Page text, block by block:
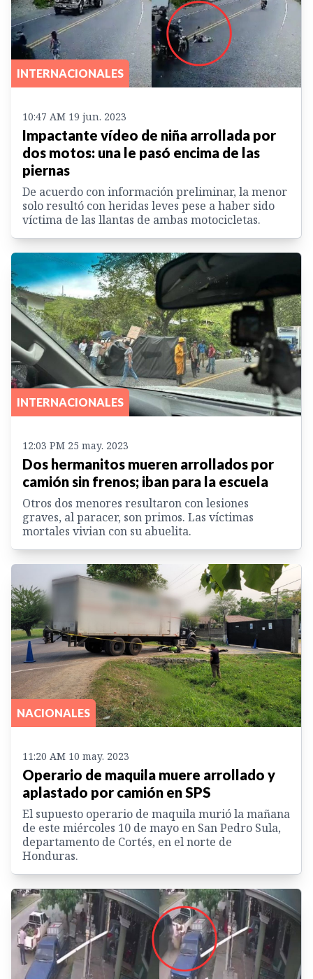
INTERNACIONALES
10:47 AM 19 jun. 2023
Impactante vídeo de niña arrollada por
dos motos: una le pasó encima de las
piernas
De acuerdo con información preliminar, la menor
solo resultó con heridas leves pese a haber sido
víctima de las llantas de ambas motocicletas.
INTERNACIONALES
12:03 PM 25 may. 2023
Dos hermanitos mueren arrollados por
camión sin frenos; iban para la escuela
Otros dos menores resultaron con lesiones
graves, al paracer, son primos. Las víctimas
mortales vivian con su abuelita.
NACIONALES
11:20 AM 10 may. 2023
Operario de maquila muere arrollado y
aplastado por camión en SPS
El supuesto operario de maquila murió la mañana
de este miércoles 10 de mayo en San Pedro Sula,
departamento de Cortés, en el norte de
Honduras.